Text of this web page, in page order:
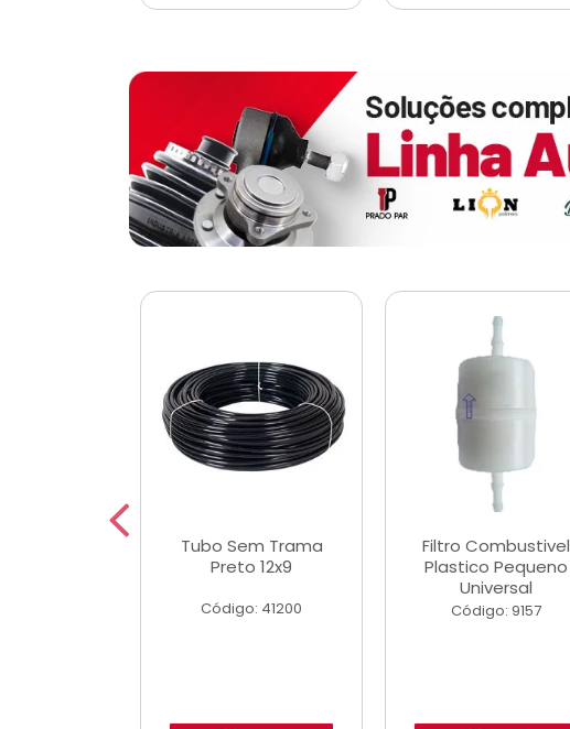
Tubo Sem Trama
Preto 12x9
Código: 41200
Filtro Combustivel
Plastico Pequeno
Universal
Código: 9157